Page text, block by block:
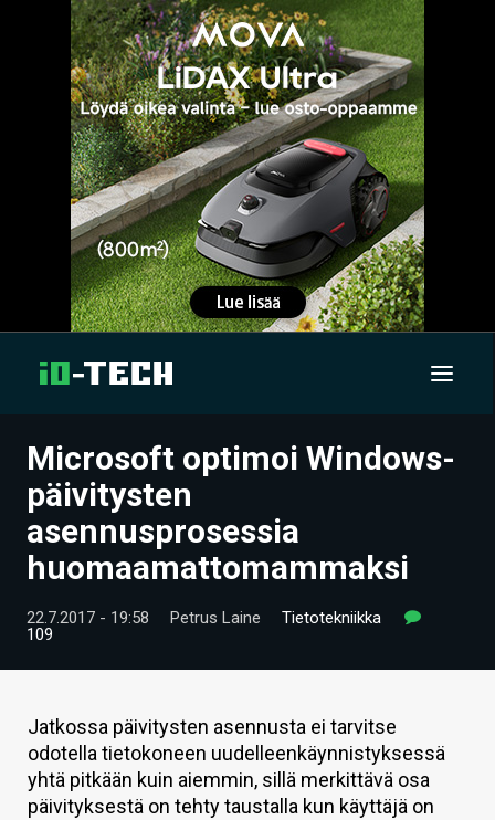
UUTISET
ARTIKKELIT
VIDEOT
TECHBBS
KAUPPA
VAIHDA TEEMA
Microsoft optimoi Windows-
päivitysten
asennusprosessia
huomaamattomammaksi
22.7.2017 - 19:58 Petrus Laine
Tietotekniikka
109
Jatkossa päivitysten asennusta ei tarvitse
odotella tietokoneen uudelleenkäynnistyksessä
yhtä pitkään kuin aiemmin, sillä merkittävä osa
päivityksestä on tehty taustalla kun käyttäjä on